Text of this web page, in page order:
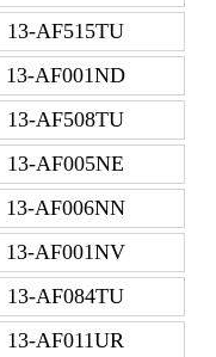
13-AF515TU
13-AF001ND
13-AF508TU
13-AF005NE
13-AF006NN
13-AF001NV
13-AF084TU
13-AF011UR